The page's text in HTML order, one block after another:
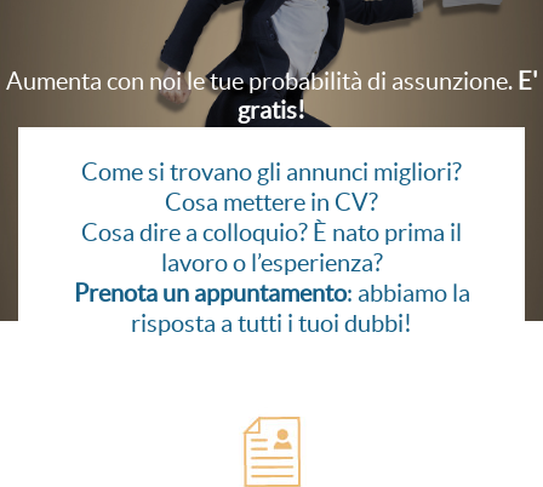
Aumenta con noi le tue probabilità di assunzione. E'
gratis!
Come si trovano gli annunci migliori?
Cosa mettere in CV?
Cosa dire a colloquio? È nato prima il
lavoro o l’esperienza?
Prenota un appuntamento: abbiamo la
risposta a tutti i tuoi dubbi!